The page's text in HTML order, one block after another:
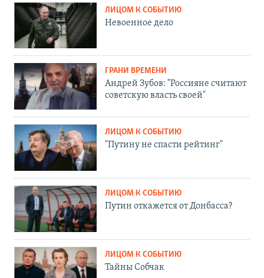
ЛИЦОМ К СОБЫТИЮ
Невоенное дело
ГРАНИ ВРЕМЕНИ
Андрей Зубов: "Россияне считают
советскую власть своей"
ЛИЦОМ К СОБЫТИЮ
"Путину не спасти рейтинг"
ЛИЦОМ К СОБЫТИЮ
Путин откажется от Донбасса?
ЛИЦОМ К СОБЫТИЮ
Тайны Собчак